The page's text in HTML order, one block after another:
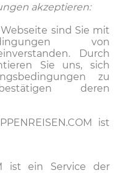
akzeptieren:
sind Sie mit
von
Durch
Sie uns, sich
zu
deren
ist
ist ein Service der